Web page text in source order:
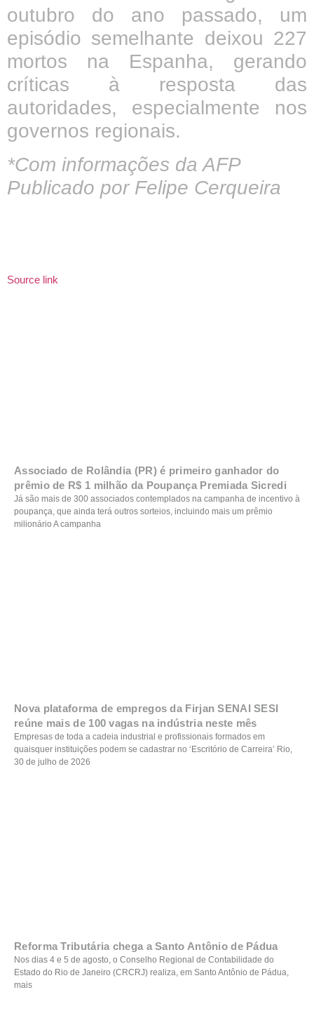
outubro do ano passado, um
episódio semelhante deixou 227
mortos na Espanha, gerando
críticas à resposta das
autoridades, especialmente nos
governos regionais.
*Com informações da AFP
Publicado por Felipe Cerqueira
Source link
Associado de Rolândia (PR) é primeiro ganhador do
prêmio de R$ 1 milhão da Poupança Premiada Sicredi
Já são mais de 300 associados contemplados na campanha de incentivo à
poupança, que ainda terá outros sorteios, incluindo mais um prêmio
milionário A campanha
Nova plataforma de empregos da Firjan SENAI SESI
reúne mais de 100 vagas na indústria neste mês
Empresas de toda a cadeia industrial e profissionais formados em
quaisquer instituições podem se cadastrar no ‘Escritório de Carreira’ Rio,
30 de julho de 2026
Reforma Tributária chega a Santo Antônio de Pádua
Nos dias 4 e 5 de agosto, o Conselho Regional de Contabilidade do
Estado do Rio de Janeiro (CRCRJ) realiza, em Santo Antônio de Pádua,
mais